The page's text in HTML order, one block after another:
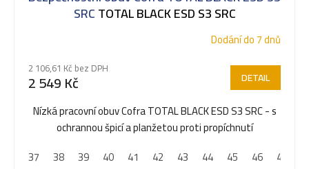
SRCTOTAL BLACK ESD S3 SRC
Dodání do 7 dnů
2 106,61 Kč bez DPH
2 549 Kč DETAIL
Nízká pracovní obuv Cofra TOTAL BLACK ESD S3 SRC - s
ochrannou špicí a planžetou proti propíchnutí
37
38 39 40 41 42 43 44 45 46 47